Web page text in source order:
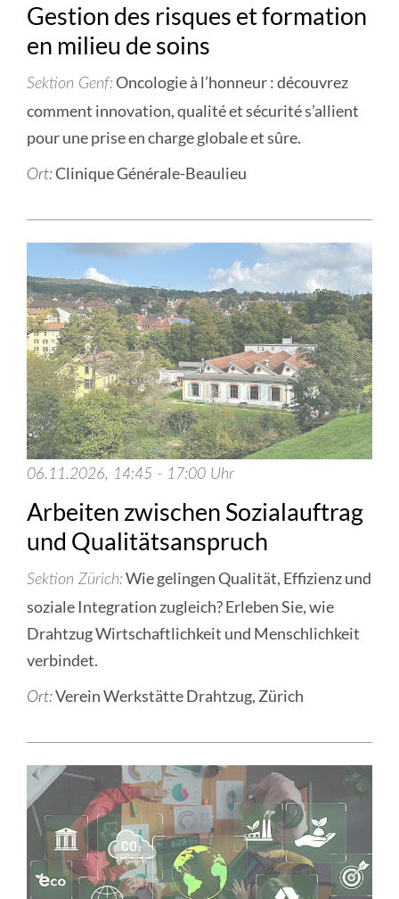
Gestion des risques et formation
en milieu de soins
Sektion Genf Oncologie à l’honneur : découvrez
comment innovation, qualité et sécurité s’allient
pour une prise en charge globale et sûre.
Ort: Clinique Générale-Beaulieu
06.11.2026, 14:45 - 17:00 Uhr
Arbeiten zwischen Sozialauftrag
und Qualitätsanspruch
Sektion Zürich Wie gelingen Qualität, Effizienz und
soziale Integration zugleich? Erleben Sie, wie
Drahtzug Wirtschaftlichkeit und Menschlichkeit
verbindet.
Ort: Verein Werkstätte Drahtzug, Zürich